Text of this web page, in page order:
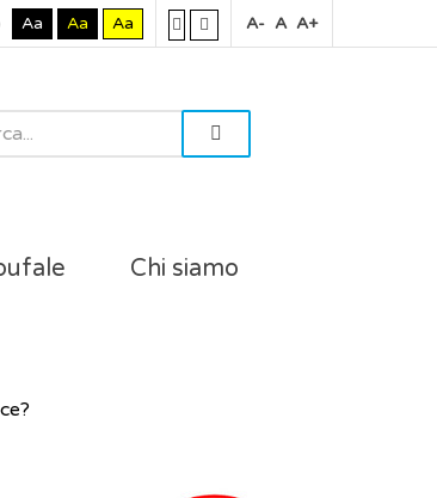
Aa Aa Aa A- A A+
Chi siamo